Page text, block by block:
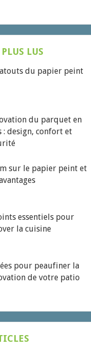
LUS
atouts du papier peint
du parquet en
: design, confort et
sur le papier peint et
essentiels pour
la cuisine
pour peaufiner la
de votre patio